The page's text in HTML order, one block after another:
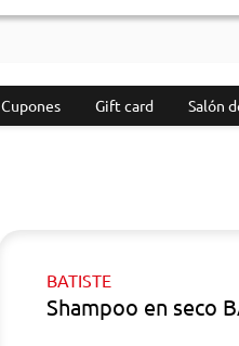
Cupones Gift card Salón
BATISTE
Shampoo en seco